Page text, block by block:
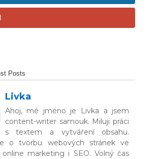
Posts
Livka
Ahoj, mé jméno je Livka a jsem
content-writer samouk. Miluji práci
s textem a vytváření obsahu.
o tvorbu webových stránek ve
online marketing i SEO. Volný čas